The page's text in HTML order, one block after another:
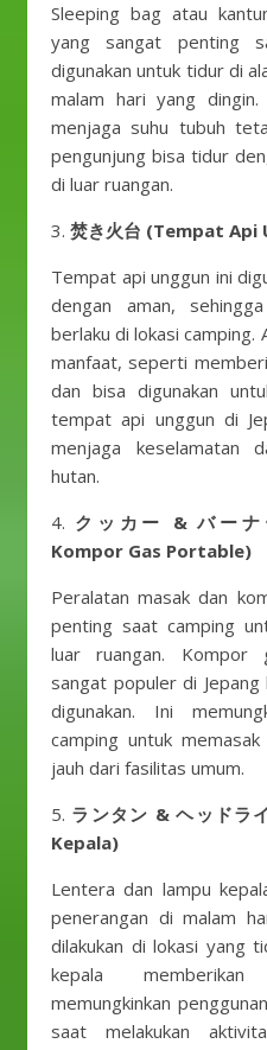
Sleeping bag atau
yang sangat penting
digunakan untuk tidur di
malam hari yang
menjaga suhu tubuh
pengunjung bisa tidur
di luar ruangan.
3. 焚き火台 (Tempat Api
Tempat api unggun ini
dengan aman,
berlaku di lokasi camping.
manfaat, seperti
dan bisa digunakan
tempat api unggun di
menjaga keselamatan
hutan.
4. クッカー & バーナ
Kompor Gas Portable)
Peralatan masak dan
penting saat camping
luar ruangan. Kompor
sangat populer di
digunakan. Ini
camping untuk
jauh dari fasilitas umum.
5. ランタン & ヘッドラ
Kepala)
Lentera dan lampu
penerangan di malam
dilakukan di lokasi yang
kepala memberikan
memungkinkan
saat melakukan